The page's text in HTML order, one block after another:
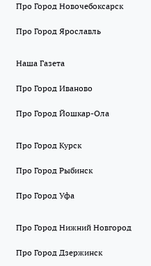
Про Город Новочебоксарск
Про Город Ярославль
Наша Газета
Про Город Иваново
Про Город Йошкар-Ола
Про Город Курск
Про Город Рыбинск
Про Город Уфа
Про Город Нижний Новгород
Про Город Дзержинск